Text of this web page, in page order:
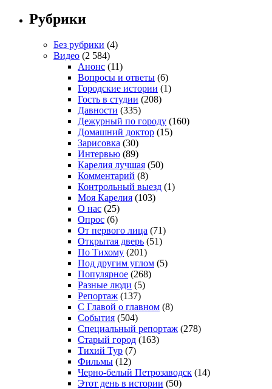
Рубрики
Без рубрики (4)
Видео (2 584)
Анонс (11)
Вопросы и ответы (6)
Городские истории (1)
Гость в студии (208)
Давности (335)
Дежурный по городу (160)
Домашний доктор (15)
Зарисовка (30)
Интервью (89)
Карелия лучшая (50)
Комментарий (8)
Контрольный выезд (1)
Моя Карелия (103)
О нас (25)
Опрос (6)
От первого лица (71)
Открытая дверь (51)
По Тихому (201)
Под другим углом (5)
Популярное (268)
Разные люди (5)
Репортаж (137)
С Главой о главном (8)
События (504)
Специальный репортаж (278)
Старый город (163)
Тихий Тур (7)
Фильмы (12)
Черно-белый Петрозаводск (14)
Этот день в истории (50)